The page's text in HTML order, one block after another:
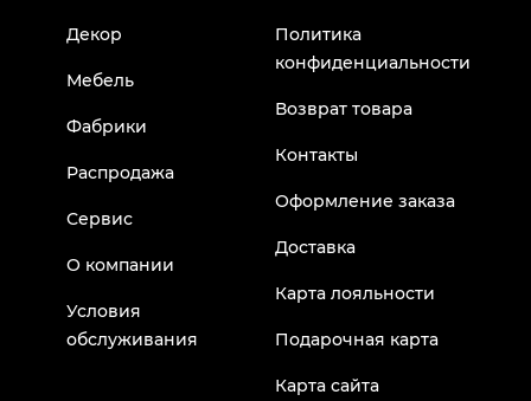
Декор
Мебель
Фабрики
Распродажа
Сервис
О компании
Условия
обслуживания
Политика
конфиденциальности
Возврат товара
Контакты
Оформление заказа
Доставка
Карта лояльности
Подарочная карта
Карта сайта